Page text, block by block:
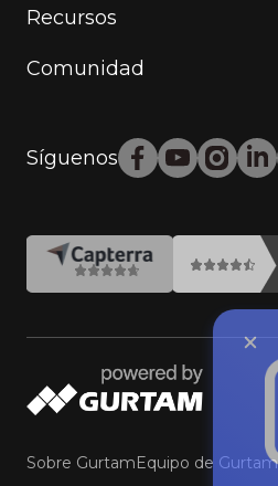
Recursos
Comunidad
Síguenos
Sobre GurtamEquipo de Gurtam